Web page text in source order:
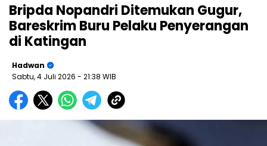
Bripda Nopandri Ditemukan Gugur,
Bareskrim Buru Pelaku Penyerangan
di Katingan
Hadwan
Sabtu, 4 Juli 2026 - 21:38 WIB